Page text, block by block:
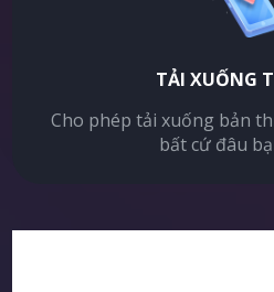
TẢI XUỐNG
Cho phép tải xuống bản
bất cứ đâu